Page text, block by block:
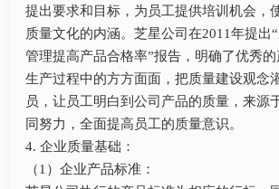
提出要求和目标，为员工提供培训机会，
质量文化的内涵。芝星公司在2011年提出
管理提高产品合格率”报告，明确了优秀
生产过程中的方方面面，把质量建设观念
员，让员工明白到公司产品的质量，来源
同努力，全面提高员工的质量意识。
4. 企业质量基础：
（1）企业产品标准：